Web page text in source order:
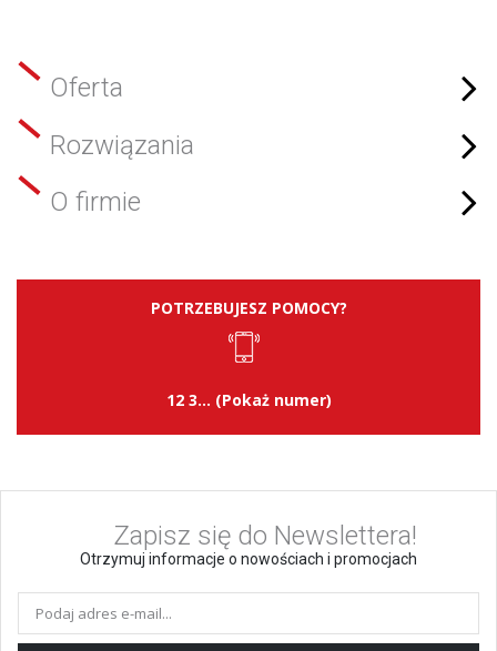
Oferta
Rozwiązania
O firmie
POTRZEBUJESZ POMOCY?
12 3... (Pokaż numer)
Zapisz się do Newslettera!
Otrzymuj informacje o nowościach i promocjach